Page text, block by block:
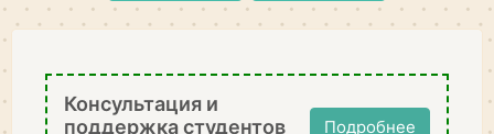
Консультация и
поддержка студентов
Подробнее